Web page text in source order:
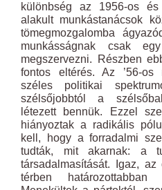
különbség az 1956-os
alakult munkástanácsok
tömegmozgalomba
munkásságnak csak
megszervezni. Részben
fontos eltérés. Az ’56-os
széles politikai
szélsőjobbtól a
létezett bennük. Ezzel
hiányoztak a radikális
kell, hogy a forradalmi
tudták, mit akarnak: a
társadalmasítását. Igaz,
térben határozottabban